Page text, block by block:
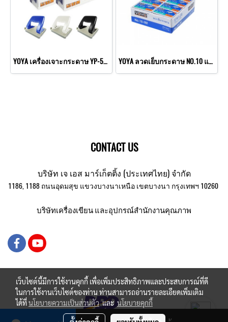
YOYA เครื่องเจาะกระดาษ YP-500 แพ็ค 2 YOYA ลวดเย็บกระดาษ NO.10 แพ็ค 24
CONTACT US
บริษัท เจ เอส มาร์เก็ตติ้ง (ประเทศไทย) จำกัด
1186, 1188 ถนนอุดมสุข แขวงบางนาเหนือ เขตบางนา กรุงเทพฯ 10260
บริษัทเครื่องเขียน และอุปกรณ์สำนักงานคุณภาพ
เว็บไซต์นี้มีการใช้งานคุกกี้ เพื่อเพิ่มประสิทธิภาพและประสบการณ์ที่ดี
ในการใช้งานเว็บไซต์ของท่าน ท่านสามารถอ่านรายละเอียดเพิ่มเติม
ได้ที่นโยบายความเป็นส่วนตัวและ นโยบายคุกกี้